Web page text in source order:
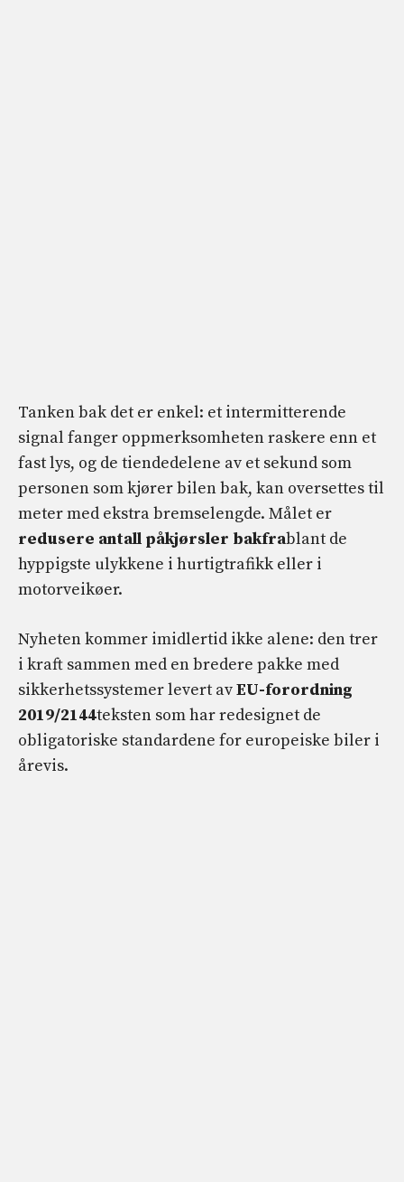
Tanken bak det er enkel: et intermitterende
signal fanger oppmerksomheten raskere enn et
fast lys, og de tiendedelene av et sekund som
personen som kjører bilen bak, kan oversettes til
meter med ekstra bremselengde. Målet er
redusere antall påkjørsler bakfrablant de
hyppigste ulykkene i hurtigtrafikk eller i
motorveikøer.
Nyheten kommer imidlertid ikke alene: den trer
i kraft sammen med en bredere pakke med
sikkerhetssystemer levert avEU-forordning
2019/2144teksten som har redesignet de
obligatoriske standardene for europeiske biler i
årevis.